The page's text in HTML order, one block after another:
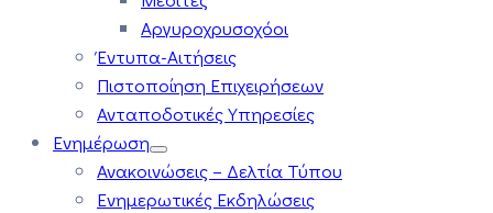
Αργυροχρυσοχόοι
Έντυπα-Αιτήσεις
Πιστοποίηση Επιχειρήσεων
Ανταποδοτικές Υπηρεσίες
Ενημέρωση
Ανακοινώσεις – Δελτία Τύπου
Ενημερωτικές Εκδηλώσεις